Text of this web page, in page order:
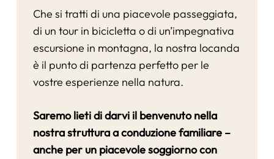
Che si tratti di una piacevole passeggiata,
di un tour in bicicletta o di un’impegnativa
escursione in montagna, la nostra locanda
è il punto di partenza perfetto per le
vostre esperienze nella natura.
Saremo lieti di darvi il benvenuto nella
nostra struttura a conduzione familiare –
anche per un piacevole soggiorno con